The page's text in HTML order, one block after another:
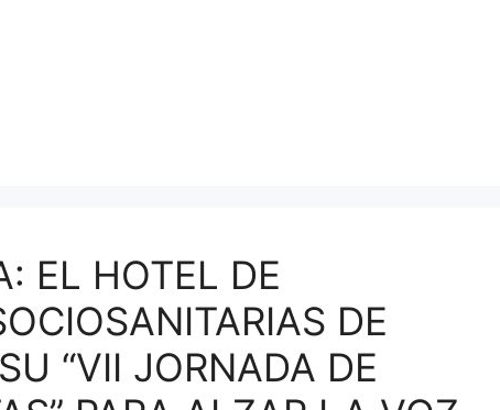
EL HOTEL DE
DE
“VII JORNADA DE